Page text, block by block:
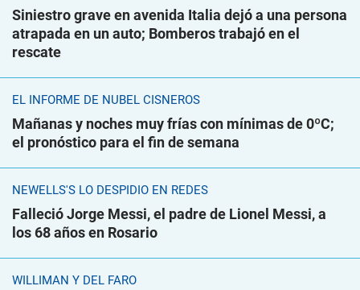
Siniestro grave en avenida Italia dejó a una persona
atrapada en un auto; Bomberos trabajó en el
rescate
EL INFORME DE NUBEL CISNEROS
Mañanas y noches muy frías con mínimas de 0ºC;
el pronóstico para el fin de semana
NEWELLS'S LO DESPIDIÓ EN REDES
Falleció Jorge Messi, el padre de Lionel Messi, a
los 68 años en Rosario
WILLIMAN Y DEL FARO